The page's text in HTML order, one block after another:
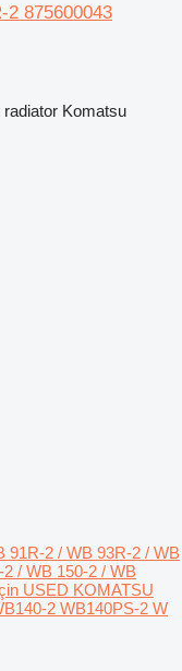
2 875600043
Komatsu
91R-2 / WB 93R-2 / WB
/ WB 150-2 / WB
USED KOMATSU
2 WB140PS-2 W